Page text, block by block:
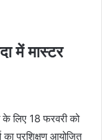
में मास्टर
के लिए 18 फरवरी को
का प्रशिक्षण आयोजित